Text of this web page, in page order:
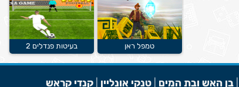
טמפל ראן בעיטות פנדלים 2
בן האש ובת המים טנקי אונליין קנדי קראש